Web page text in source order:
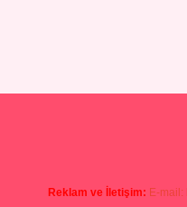
Reklam ve İletişim: E-mail: